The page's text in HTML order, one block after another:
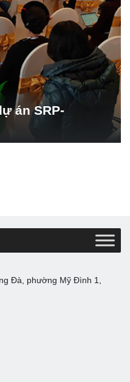
án SRP-
Đà, phường Mỹ Đình 1,